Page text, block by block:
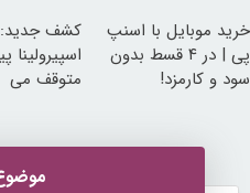
خرید موبایل با اسنپ
پی | در ۴ قسط بدون
سود و کارمزد!
کشف
اسپیرولینا
متوقف می